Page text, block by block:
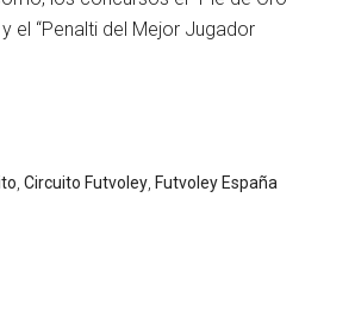
el “Penalti del Mejor Jugador
,Circuito Futvoley Futvoley España